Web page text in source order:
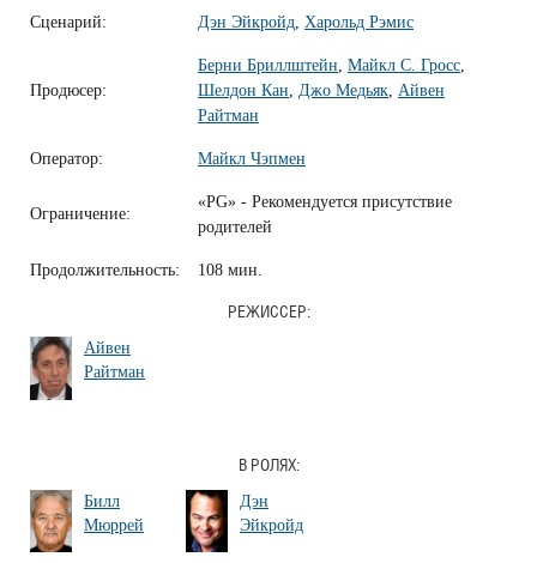
Сценарий: Дэн Эйкройд, Харольд Рэмис
Продюсер:
Берни Бриллштейн, Майкл С. Гросс,
Шелдон Кан, Джо Медьяк, Айвен
Райтман
Оператор: Майкл Чэпмен
Ограничение:
«PG» - Рекомендуется присутствие
родителей
Продолжительность: 108 мин.
РЕЖИССЕР:
Айвен
Райтман
В РОЛЯХ:
Билл
Мюррей
Дэн
Эйкройд